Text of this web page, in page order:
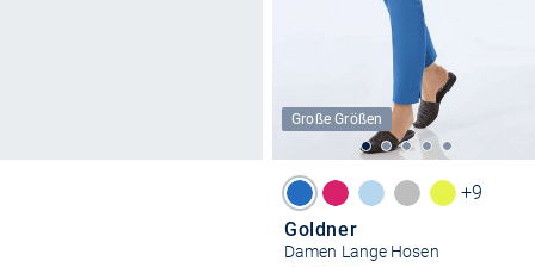
Große Größen
+9
Goldner
Damen Lange Hosen